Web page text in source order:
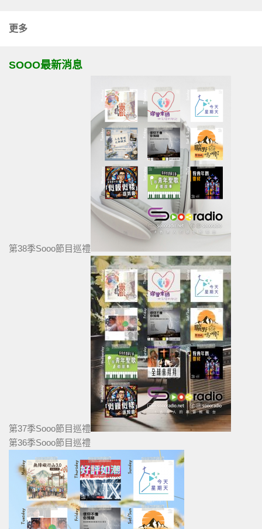
更多
SOOO最新消息
第38季Sooo節目巡禮
第37季Sooo節目巡禮
第36季Sooo節目巡禮